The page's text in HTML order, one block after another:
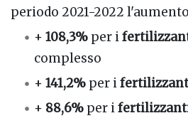
periodo 2021-2022
+ 108,3% per i
complesso
+ 141,2% per i
+ 88,6% per i